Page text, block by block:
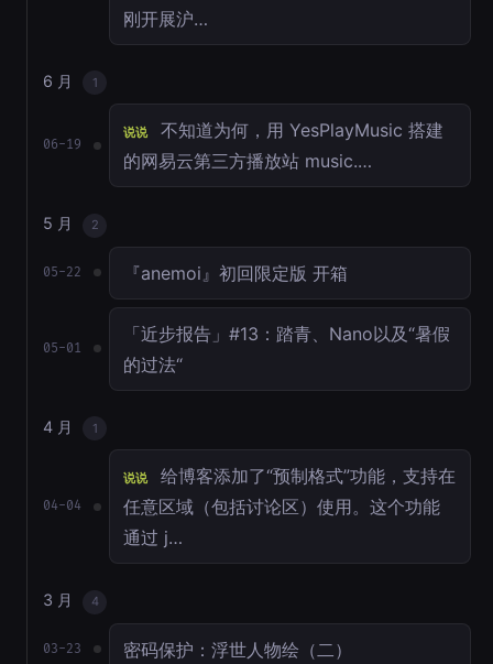
刚开展沪…
6 月 1
06-19
说说
不知道为何，用 YesPlayMusic 搭建
的网易云第三方播放站 music.…
5 月 2
05-22 『anemoi』初回限定版 开箱
05-01
「近步报告」#13：踏青、Nano以及“暑假
的过法“
4 月 1
04-04
说说
给博客添加了“预制格式”功能，支持在
任意区域（包括讨论区）使用。这个功能
通过 j…
3 月 4
03-23 密码保护：浮世人物绘（二）